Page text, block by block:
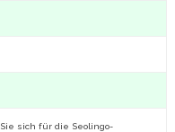
Sie sich für die Seolingo-